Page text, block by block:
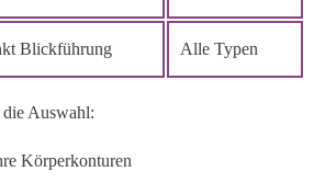
Blickführung Alle Typen
Auswahl:
Körperkonturen